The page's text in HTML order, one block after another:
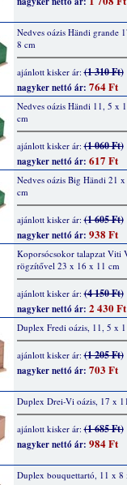
Nedves oázis Händi grande
8 cm
ajánlott kisker ár:(1 310 Ft)
nagyker nettó ár: 764 Ft
Nedves oázis Händi 11, 5 x
cm
ajánlott kisker ár:(1 060 Ft)
nagyker nettó ár: 617 Ft
Nedves oázis Big Händi 21
cm
ajánlott kisker ár:(1 605 Ft)
nagyker nettó ár: 938 Ft
Koporsócsokor talapzat Viti
rögzítővel 23 x 16 x 11 cm
ajánlott kisker ár:(4 150 Ft)
nagyker nettó ár: 2 430 Ft
Duplex Fredi oázis, 11, 5 x
ajánlott kisker ár:(1 205 Ft)
nagyker nettó ár: 703 Ft
Duplex Drei-Vi oázis, 17 x
ajánlott kisker ár:(1 685 Ft)
nagyker nettó ár: 984 Ft
Duplex bouquettartó, 11 x 8